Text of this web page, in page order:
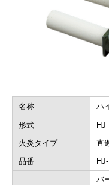
名称 ハ
形式
HJ
火炎タイプ
直
品番
バ